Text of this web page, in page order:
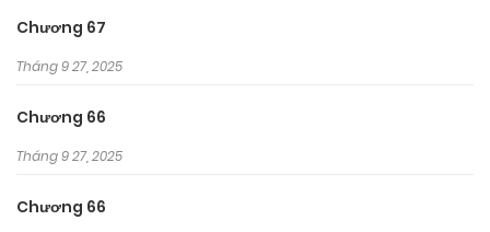
Chương 67
Tháng 9 27, 2025
Chương 66
Tháng 9 27, 2025
Chương 66